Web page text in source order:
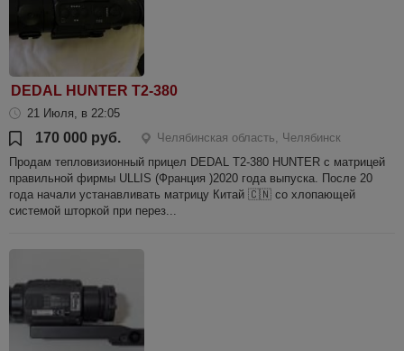
DEDAL HUNTER T2-380
21 Июля, в 22:05
170 000 руб.
Челябинская область, Челябинск
Продам тепловизионный прицел DEDAL T2-380 HUNTER с матрицей
правильной фирмы ULLIS (Франция )2020 года выпуска. После 20
года начали устанавливать матрицу Китай 🇨🇳 со хлопающей
системой шторкой при перез...